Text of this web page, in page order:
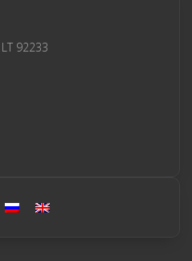
92233